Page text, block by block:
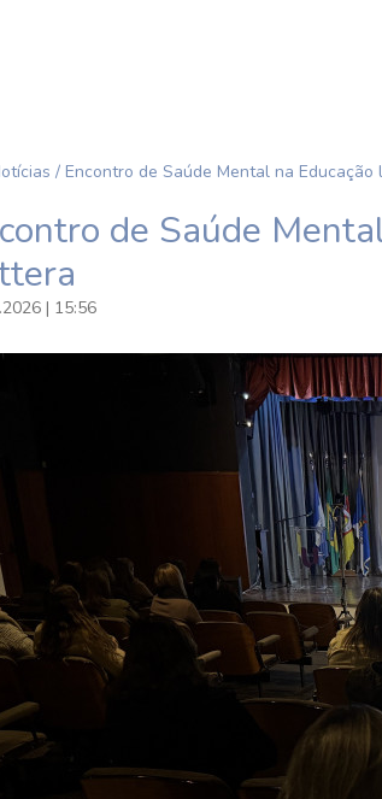
/ Encontro de Saúde Mental na
de Saúde
| 15:56